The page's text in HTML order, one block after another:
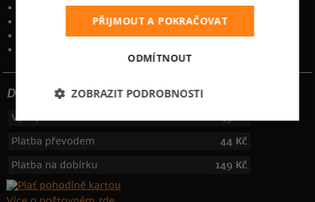
Obchodní podmínky
Ochrana osobních údajů
info@bastard.cz
Dotujeme poštovné
Výdejní místa
Platba převodem
44 Kč
Platba na dobírku
149 Kč
PŘIJMOUT A POKRAČOVAT
ODMÍTNOUT
ZOBRAZIT PODROBNOSTI